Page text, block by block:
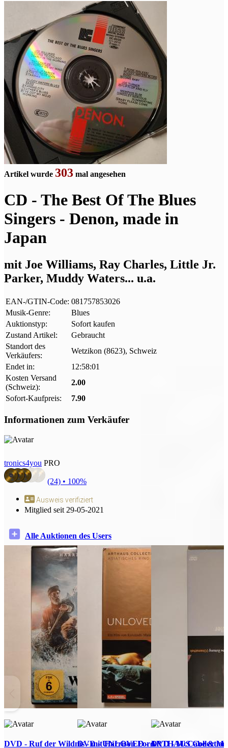
Artikel wurde 303 mal angesehen
CD - The Best Of The Blues
Singers - Denon, made in
Japan
mit Joe Williams, Ray Charles, Little Jr.
Parker, Muddy Waters... u.a.
EAN-/GTIN-Code: 081757853026
Musik-Genre:
Blues
Auktionstyp:
Sofort kaufen
Zustand Artikel:
Gebraucht
Standort des
Verkäufers:
Wetzikon (8623), Schweiz
Endet in:
12:57:59
Kosten Versand
(Schweiz):
2.00
Sofort-Kaufpreis:
7.90
Informationen zum Verkäufer
tronics4you PRO
(24) • 100%
Ausweis verifiziert
Mitglied seit 29-05-2021
Alle Auktionen des Users
DVD - Ruf der Wildnis - mit Harrison Ford
DVD - UNLOVED - ARTHAUS
DVD - McCabe &